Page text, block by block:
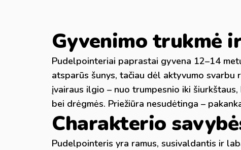
Gyvenimo trukmė
Pudelpointeriai paprastai gyvena 12–14
atsparūs šunys, tačiau dėl aktyvumo
įvairaus ilgio – nuo trumpesnio iki
bei drėgmės. Priežiūra nesudėtinga –
Charakterio
Pudelpointeris yra ramus, susivaldantis ir